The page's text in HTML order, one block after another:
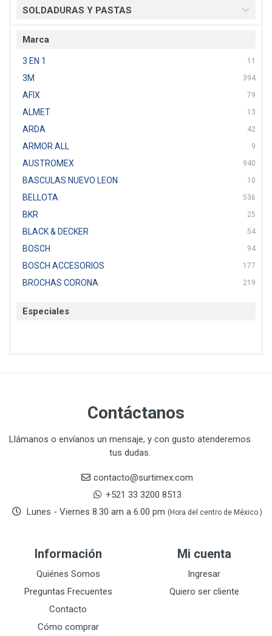
SOLDADURAS Y PASTAS
Marca
3 EN 1 11
3M 394
AFIX 79
ALMET 13
ARDA 42
ARMOR ALL 9
AUSTROMEX 940
BASCULAS NUEVO LEON 10
BELLOTA 536
BKR 25
BLACK & DECKER 54
BOSCH 94
BOSCH ACCESORIOS 177
BROCHAS CORONA 219
CAT
CRAFTSMAN 77
DEWALT ACCESORIOS
DEWALT HTA.MANUAL
DREMEL
E-Z WELD
EATON (COOPER-HARROW HARD)
Especiales
Contáctanos
Llámanos o envíanos un mensaje, y con gusto atenderemos
tus dudas.
contacto@surtimex.com
+521 33 3200 8513
Lunes - Viernes 8.30 am a 6.00 pm (Hora del centro de México.)
Información
Quiénes Somos
Preguntas Frecuentes
Contacto
Cómo comprar
Mi cuenta
Ingresar
Quiero ser cliente